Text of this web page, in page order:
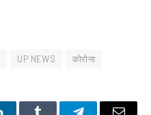
UP NEWS कोरोना